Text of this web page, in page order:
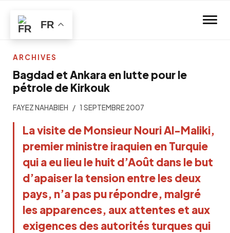
Bagdad et Ankara en lutte pour le
pétrole de Kirkouk
FAYEZ NAHABIEH 1 SEPTEMBRE 2007
La visite de Monsieur Nouri Al-Maliki,
premier ministre iraquien en Turquie
qui a eu lieu le huit d’Août dans le but
d’apaiser la tension entre les deux
pays, n’a pas pu répondre, malgré
les apparences, aux attentes et aux
exigences des autorités turques qui
ARCHIVES
FR